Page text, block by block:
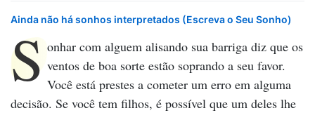
Ainda não há sonhos interpretados (Escreva o Seu Sonho)
S onhar com alguem alisando sua barriga diz que os
ventos de boa sorte estão soprando a seu favor.
Você está prestes a cometer um erro em alguma
decisão. Se você tem filhos, é possível que um deles lhe